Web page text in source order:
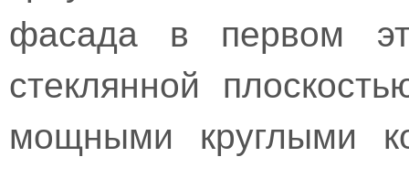
фасада в первом
стеклянной
мощными круглыми